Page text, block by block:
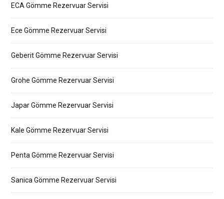
ECA Gömme Rezervuar Servisi
Ece Gömme Rezervuar Servisi
Geberit Gömme Rezervuar Servisi
Grohe Gömme Rezervuar Servisi
Japar Gömme Rezervuar Servisi
Kale Gömme Rezervuar Servisi
Penta Gömme Rezervuar Servisi
Sanica Gömme Rezervuar Servisi